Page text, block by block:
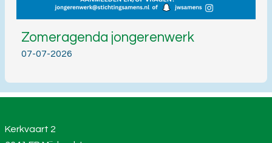
Zomeragenda jongerenwerk
07-07-2026
Kerkvaart 2